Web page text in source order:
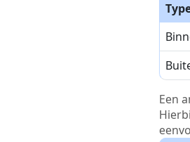
Een